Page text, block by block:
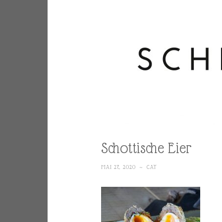
Schottische Eier
MAI 27, 2020 ~ CAT